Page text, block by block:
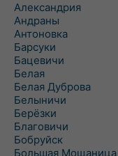
Александрия
Андраны
Антоновка
Барсуки
Бацевичи
Белая
Белая Дуброва
Белыничи
Берёзки
Благовичи
Бобруйск
Большая Мощаница